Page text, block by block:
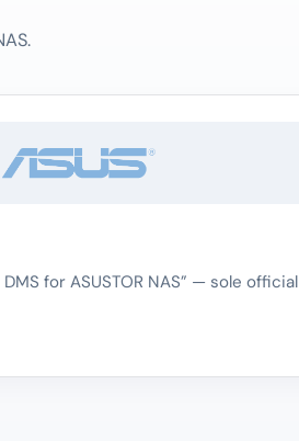
for ASUSTOR NAS” — sole official